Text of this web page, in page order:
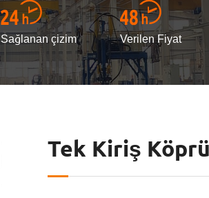
Sağlanan çizim Verilen Fiyat
Tek Kiriş